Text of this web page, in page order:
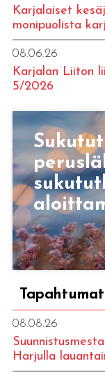
Karjalaiset
monipuolista
08.06.26
Karjalan Liiton
5/2026
Tapahtumat
08.08.26
Harjulla